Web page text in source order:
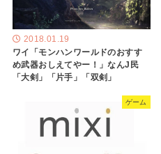
2018.01.19
ワイ「モンハンワールドのおすす
め武器おしえてやー！」なんJ民
「大剣」「片手」「双剣」
ゲーム